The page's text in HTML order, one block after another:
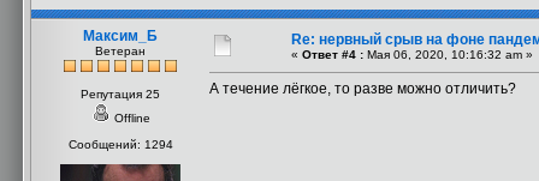
Максим_Б
Ветеран
Репутация 25
Offline
Сообщений: 1294
Re: нервный срыв на фоне
« Ответ #4 : Мая 06, 2020, 10:16:32 am »
А течение лёгкое, то разве можно отличить?